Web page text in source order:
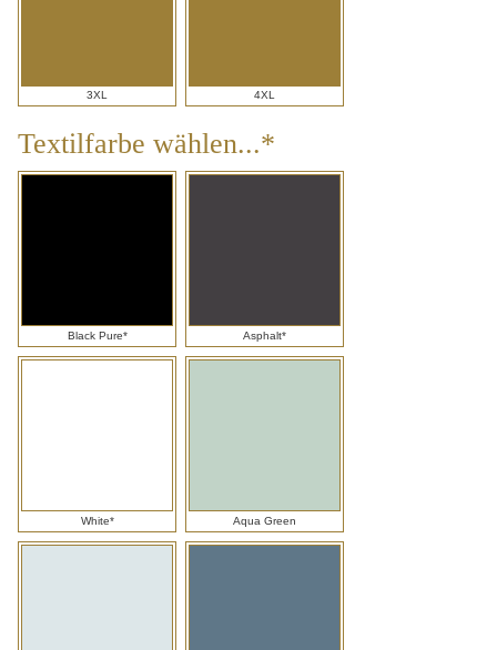
3XL 4XL
Textilfarbe wählen...*
Black Pure* Asphalt*
White* Aqua Green